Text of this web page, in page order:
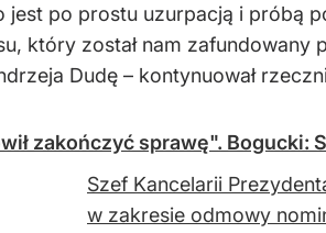
jest po prostu uzurpacją i próbą
który został nam
Dudę – kontynuował
zakończyć sprawę". Bogucki:
Szef Kancelarii
w zakresie odmowy